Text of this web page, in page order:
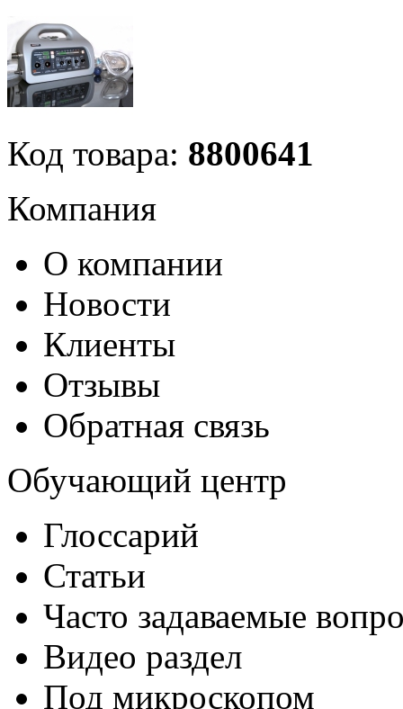
Код товара: 8800641
Компания
О компании
Новости
Клиенты
Отзывы
Обратная связь
Обучающий центр
Глоссарий
Статьи
Часто задаваемые
Видео раздел
Под микроскопом